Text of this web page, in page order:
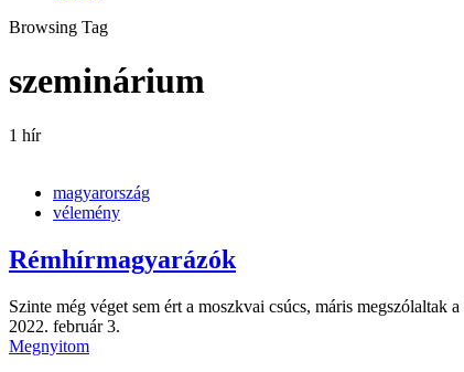
Browsing Tag
szeminárium
1 hír
magyarország
vélemény
Rémhírmagyarázók
Szinte még véget sem ért a moszkvai csúcs, máris
2022. február 3.
Megnyitom